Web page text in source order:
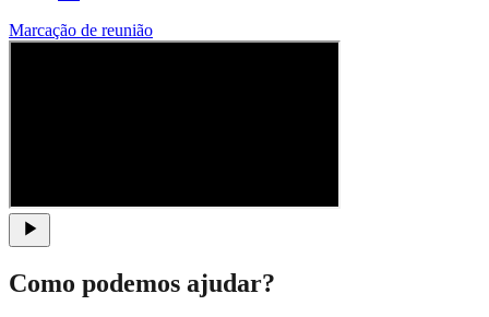
Marcação de reunião
Como podemos ajudar?